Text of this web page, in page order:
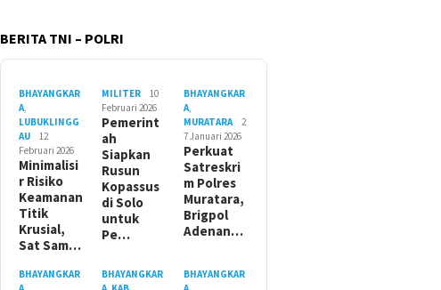
BERITA TNI – POLRI
BHAYANGKAR
A,
LUBUKLINGG
AU
12
Februari 2026
Minimalisi
r Risiko
Keamanan
Titik
Krusial,
Sat Sam…
MILITER
10
Februari 2026
Pemerint
ah
Siapkan
Rusun
Kopassus
di Solo
untuk
Pe…
BHAYANGKAR
A,
MURATARA
2
7 Januari 2026
Perkuat
Satreskri
m Polres
Muratara,
Brigpol
Adenan…
BHAYANGKAR
BHAYANGKAR
BHAYANGKAR